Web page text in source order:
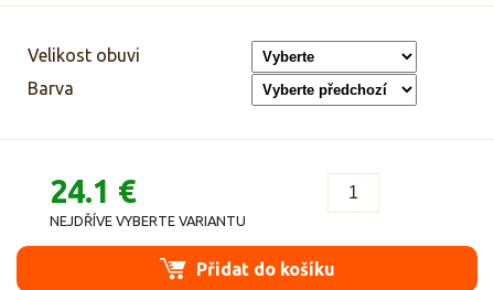
Velikost obuvi
Barva
24.1 €
NEJDŘÍVE VYBERTE VARIANTU
Přidat do košíku